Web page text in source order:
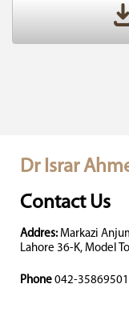
Dr Israr
Contact Us
Addres: Markazi
Lahore 36-K, Model
Phone 042-